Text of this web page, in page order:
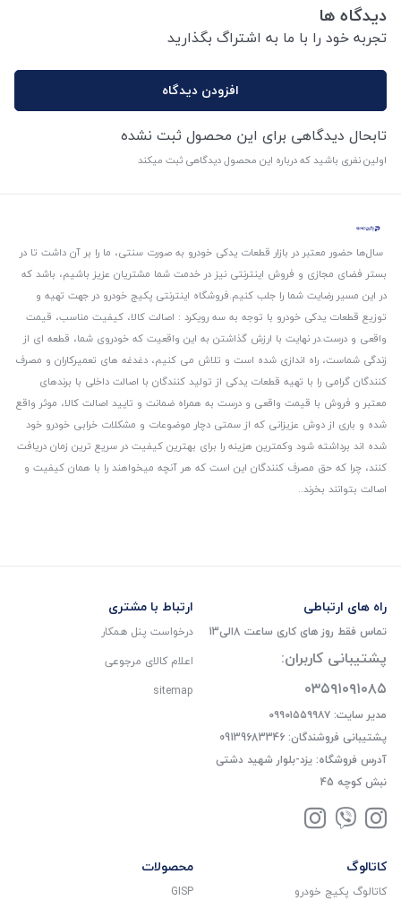
دیدگاه ها
تجربه خود را با ما به اشتراگ بگذارید
افزودن دیدگاه
تابحال دیدگاهی برای این محصول ثبت نشده
اولین نفری باشید که درباره این محصول دیدگاهی ثبت میکند
سال‌ها حضور معتبر در بازار قطعات یدکی خودرو به صورت سنتی، ما را بر آن داشت تا در
بستر فضای مجازی و فروش اینترنتی نیز در خدمت شما مشتریان عزیز باشیم، باشد که
در این مسیر رضایت شما را جلب کنیم.فروشگاه اینترنتی پکیج خودرو در جهت تهیه و
توزیع قطعات یدکی خودرو با توجه به سه رویکرد : اصالت کالا، کیفیت مناسب، قیمت
واقعی و درست.در نهایت با ارزش گذاشتن به این واقعیت که خودروی شما، قطعه ای از
زندگی شماست، راه اندازی شده است و تلاش می کنیم، دغدغه های تعمیرکاران و مصرف
کنندگان گرامی را با تهیه قطعات یدکی از تولید کنندگان با اصالت داخلی با برندهای
معتبر و فروش با قیمت واقعی و درست به همراه ضمانت و تایید اصالت کالا، موثر واقع
شده و باری از دوش عزیزانی که از سمتی دچار موضوعات و مشکلات خرابی خودرو خود
شده اند برداشته شود و‌کمترین هزینه را برای بهترین کیفیت در سریع ترین زمان دریافت
کنند، چرا که حق مصرف کنندگان این است که هر آنچه میخواهند را با همان کیفیت و
اصالت بتوانند بخرند..
راه های ارتباطی
تماس فقط روز های کاری ساعت 8الی13
پشتیبانی کاربران:
۰۳۵۹۱۰۹۱۰۸۵
مدیر سایت: ۰۹۹۰۱۵۵۹۹۸۷
پشتیبانی فروشندگان: 09139683346
آدرس فروشگاه: یزد-بلوار شهید دشتی
نبش کوچه 45
ارتباط با مشتری
درخواست پنل همکار
اعلام کالای مرجوعی
sitemap
کاتالوگ
کاتالوگ پکیج خودرو
محصولات
GISP